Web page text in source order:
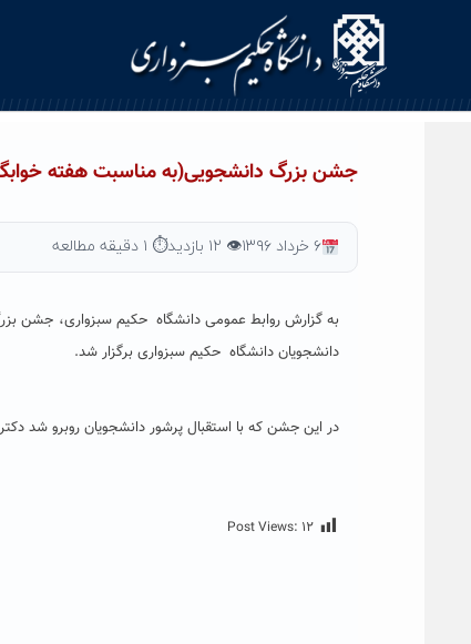
جشن بزرگ دانشجویی(به مناسبت هفته
۶ خرداد ۱۳۹۶ 👁 ۱۲ بازدید ⏱ ۱ دقیقه مطالعه
به گزارش روابط عمومی دانشگاه حکیم سبزواری، جشن
دانشجویان دانشگاه حکیم سبزواری برگزار شد.
در این جشن که با استقبال پرشور دانشجویان روبرو شد
Post Views: ۱۲